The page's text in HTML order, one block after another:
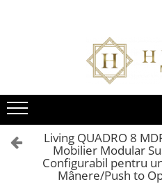
Bucatarie EVORA
Seturi Bucatarie Evora
Corpuri Evora
Bucatarie BLANCA
Seturi Bucatarie Blanca
Corpuri Blanca
Living QUADRO
Colectia QUADRO
Seturi Living QUADRO
Corpuri QUADRO
Seturi Baie Eos
Corpuri Baie Eos
Living QUADRO 8
Mobilier Modular
Configurabil pentru
Mânere/Push to